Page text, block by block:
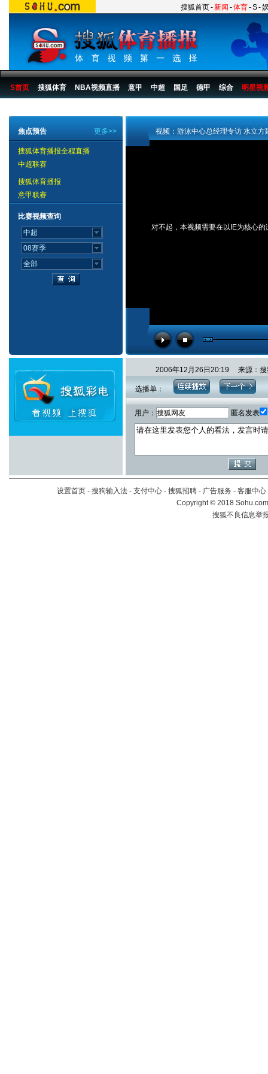
搜狐首页-新闻 -体育-S-
S首页 搜狐体育 NBA视频直播 意甲 中超 国足 德甲 综合 明星视
更多>>
焦点预告
搜狐体育播报全程直播
中超联赛
搜狐体育播报
意甲联赛
比赛视频查询
视频：游泳中心总经理专访 水立方
对不起，本视频需要在以IE为核心的
2006年12月26日20:19 来源：
选播单：
用户： 匿名发表
设置首页 - 搜狗输入法 - 支付中心 - 搜狐招聘 - 广告服务 - 客服中心
Copyright©2018
搜狐不良信息举